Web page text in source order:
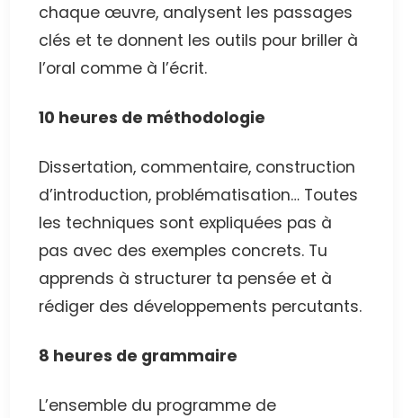
chaque œuvre, analysent les passages
clés et te donnent les outils pour briller à
l’oral comme à l’écrit.
10 heures de méthodologie
Dissertation, commentaire, construction
d’introduction, problématisation… Toutes
les techniques sont expliquées pas à
pas avec des exemples concrets. Tu
apprends à structurer ta pensée et à
rédiger des développements percutants.
8 heures de grammaire
L’ensemble du programme de